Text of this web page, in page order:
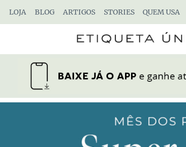
LOJA BLOG ARTIGOS STORIES QUEM USA